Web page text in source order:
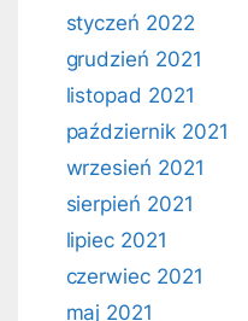
styczeń 2022
grudzień 2021
listopad 2021
październik 2021
wrzesień 2021
sierpień 2021
lipiec 2021
czerwiec 2021
maj 2021